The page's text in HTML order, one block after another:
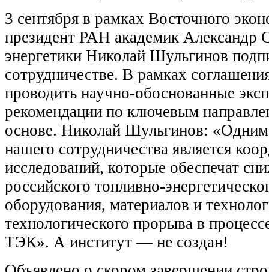
3 сентября в рамках Восточного
президент РАН академик Александр
энергетики Николай Шульгинов
сотрудничестве. В рамках
проводить научно-обоснованные
рекомендации по ключевым
основе. Николай Шульгинов: «Одним
нашего сотрудничества является
исследований, которые обеспечат
российского топливно-
оборудования, материалов и
технологического прорыва в
ТЭК». А институт — не создан!